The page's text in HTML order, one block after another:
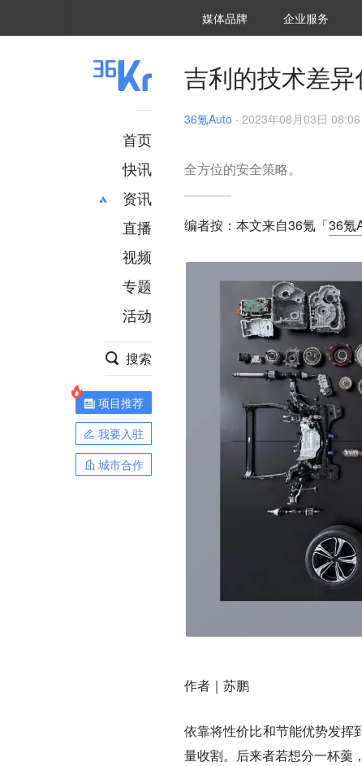
媒体品牌 36Kr研究院
企业服务
首页
快讯
资讯
推荐
财经
项目推荐
安徽
直播
视频
专题
活动
搜索
项目推荐
我要入驻
城市合作
吉利的技术差
36氪Auto · 2023年08月03日 08:06
全方位的安全策略。
编者按：本文来自36氪「36氪
作者｜苏鹏
依靠将性价比和节能优势发挥
量收割。后来者若想分一杯羹